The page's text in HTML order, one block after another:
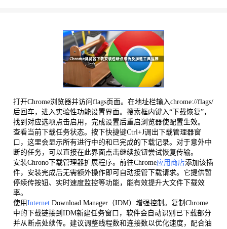
打开Chrome浏览器并访问flags页面。在地址栏输入chrome://flags/
后回车，进入实验性功能设置界面。搜索框内键入“下载恢复”，
找到对应选项点击启用，完成设置后重启浏览器使配置生效。
查看当前下载任务状态。按下快捷键Ctrl+J调出下载管理器窗
口，这里会显示所有进行中的和已完成的下载记录。对于意外中
断的任务，可以直接在此界面点击继续按钮尝试恢复传输。
安装Chrono下载管理器扩展程序。前往Chrome应用商店添加该插
件，安装完成后无需额外操作即可自动接管下载请求。它提供暂
停续传按钮、实时速度监控等功能，能有效提升大文件下载效
率。
使用InternetDownload Manager（IDM）增强控制。复制Chrome
中的下载链接到IDM新建任务窗口，软件会自动识别已下载部分
并从断点处续传。建议调整线程数和连接数以优化速度，配合油